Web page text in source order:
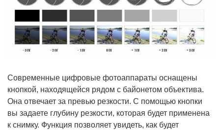
Современные цифровые фотоаппараты оснащены
кнопкой, находящейся рядом с байонетом объектива.
Она отвечает за превью резкости. С помощью кнопки
вы задаете глубину резкости, которая будет применена
к снимку. Функция позволяет увидеть, как будет